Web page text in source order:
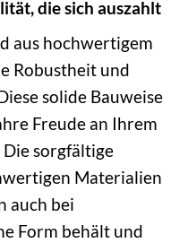
die sich auszahlt
aus hochwertigem
Robustheit und
solide Bauweise
Freude an Ihrem
sorgfältige
Materialien
auch bei
Form behält und